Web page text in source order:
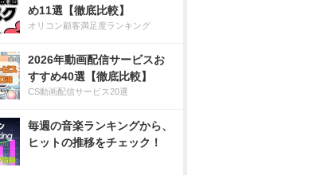
め11選【徹底比較】
オリコン顧客満足度ランキング
2026年動画配信サービスお
すすめ40選【徹底比較】
CS動画配信サービス20選
毎週の音楽ランキングから、
ヒットの推移をチェック！